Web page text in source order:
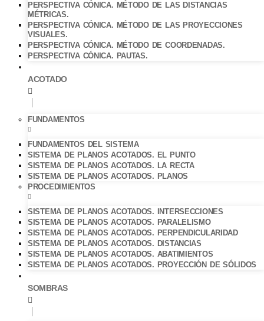
PERSPECTIVA CÓNICA. MÉTODO DE LAS DISTANCIAS
MÉTRICAS.
PERSPECTIVA CÓNICA. MÉTODO DE LAS PROYECCIONES
VISUALES.
PERSPECTIVA CÓNICA. MÉTODO DE COORDENADAS.
PERSPECTIVA CÓNICA. PAUTAS.
ACOTADO
FUNDAMENTOS
FUNDAMENTOS DEL SISTEMA
SISTEMA DE PLANOS ACOTADOS. EL PUNTO
SISTEMA DE PLANOS ACOTADOS. LA RECTA
SISTEMA DE PLANOS ACOTADOS. PLANOS
PROCEDIMIENTOS
SISTEMA DE PLANOS ACOTADOS. INTERSECCIONES
SISTEMA DE PLANOS ACOTADOS. PARALELISMO
SISTEMA DE PLANOS ACOTADOS. PERPENDICULARIDAD
SISTEMA DE PLANOS ACOTADOS. DISTANCIAS
SISTEMA DE PLANOS ACOTADOS. ABATIMIENTOS
SISTEMA DE PLANOS ACOTADOS. PROYECCIÓN DE SÓLIDOS
SOMBRAS